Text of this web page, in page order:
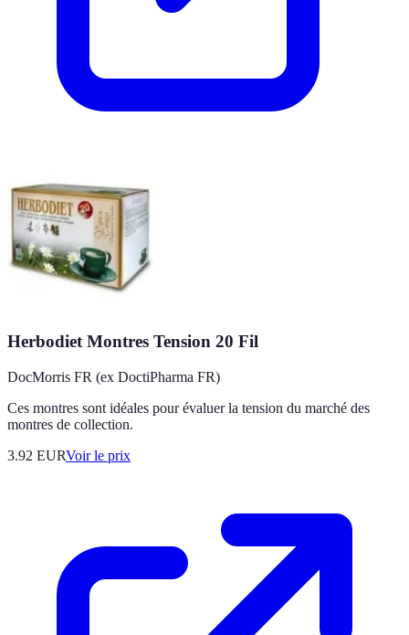
Herbodiet Montres Tension 20 Fil
DocMorris FR (ex DoctiPharma FR)
Ces montres sont idéales pour évaluer la tension du marché des
montres de collection.
3.92 EURVoir le prix